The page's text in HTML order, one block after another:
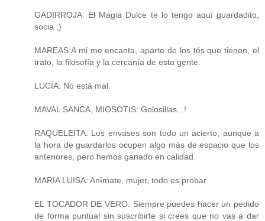
GADIRROJA: El Magia Dulce te lo tengo aquí guardadito,
socia ;)
MAREAS:A mi me encanta, aparte de los tés que tienen, el
trato, la filosofía y la cercanía de esta gente.
LUCÍA: No está mal.
MAVAL SANCA, MIOSOTIS: Golosillas...!
RAQUELEITA: Los envases son todo un acierto, aunque a
la hora de guardarlos ocupen algo más de espacio que los
anteriores, pero hemos ganado en calidad.
MARIA LUISA: Anímate, mujer, todo es probar.
EL TOCADOR DE VERO: Siempre puedes hacer un pedido
de forma puntual sin suscribirte si crees que no vas a dar